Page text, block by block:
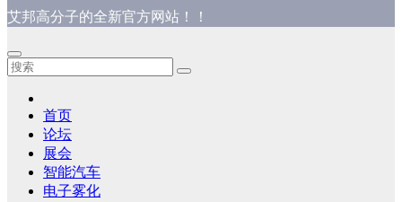
艾邦高分子的全新官方网站！！
首页
论坛
展会
智能汽车
电子雾化